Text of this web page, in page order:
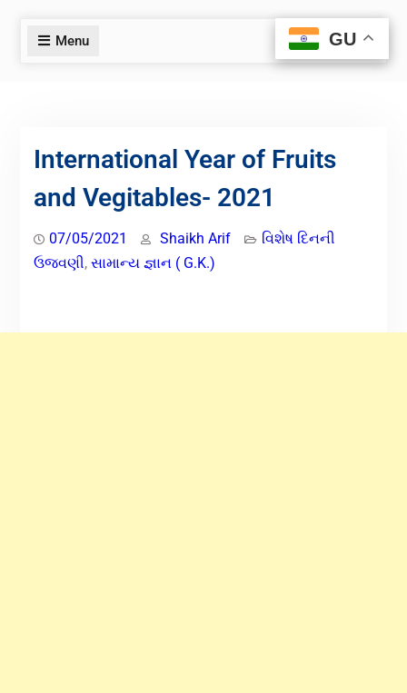
Menu
International Year of Fruits
and Vegitables- 2021
07/05/2021 Shaikh Arif
વિશેષ દિનની
ઉજવણી, સામાન્ય જ્ઞાન ( G.K.)
GU
GU